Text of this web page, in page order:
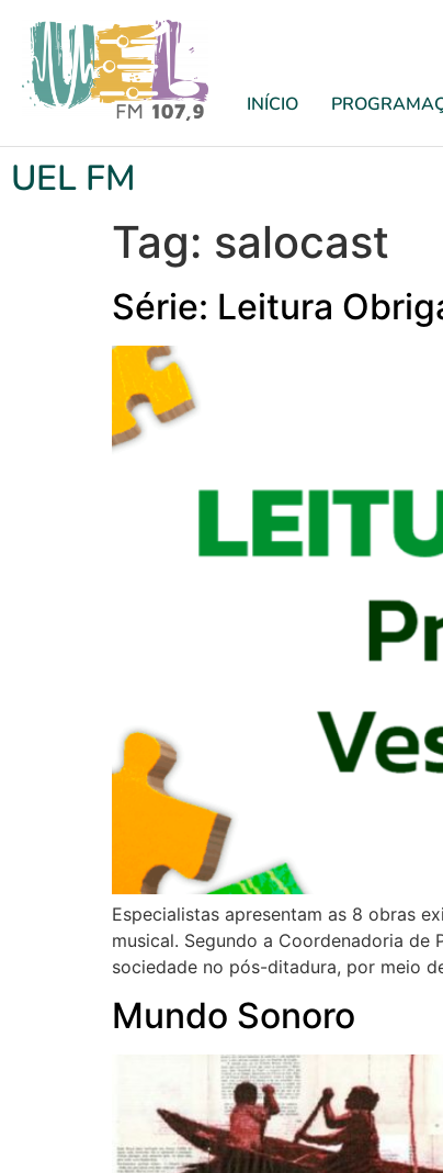
INÍCIO
UEL FM
Tag: salocast
Série: Leitura
Especialistas apresentam as 8 obras
musical. Segundo a Coordenadoria
sociedade no pós-ditadura, por meio
Mundo Sonoro